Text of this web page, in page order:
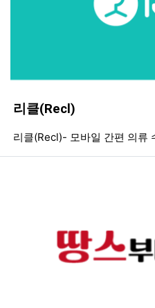
리클(Recl)
등록일
조회
리클(Recl)- 모바일 간편 의류